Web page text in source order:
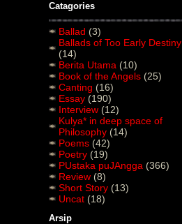
Catagories
Ballad (3)
Ballads of Too Early Destiny
(14)
Berita Utama (10)
Book of the Angels (25)
Canting (16)
Essay (190)
Interview (12)
Kulya* in deep space of
Philosophy (14)
Poems (42)
Poetry (19)
PUstaka puJAngga (366)
Review (8)
Short Story (13)
Uncat (18)
Arsip